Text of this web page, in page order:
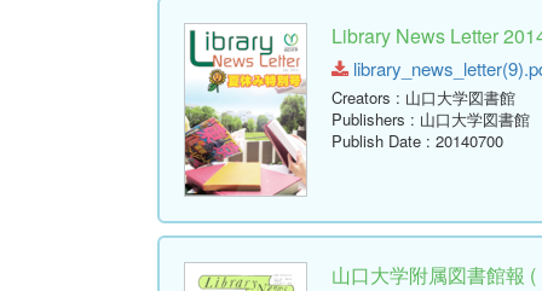
Library News Letter
Creators : 山口大学図書館
Publishers : 山口大学図書館
Publish Date : 20140700
山口大学附属図書館報